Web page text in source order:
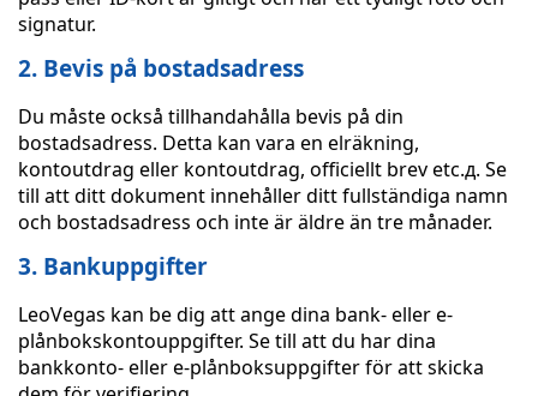
signatur.
2. Bevis på bostadsadress
Du måste också tillhandahålla bevis på din
bostadsadress. Detta kan vara en elräkning,
kontoutdrag eller kontoutdrag, officiellt brev etc.д. Se
till att ditt dokument innehåller ditt fullständiga namn
och bostadsadress och inte är äldre än tre månader.
3. Bankuppgifter
LeoVegas kan be dig att ange dina bank- eller e-
plånbokskontouppgifter. Se till att du har dina
bankkonto- eller e-plånboksuppgifter för att skicka